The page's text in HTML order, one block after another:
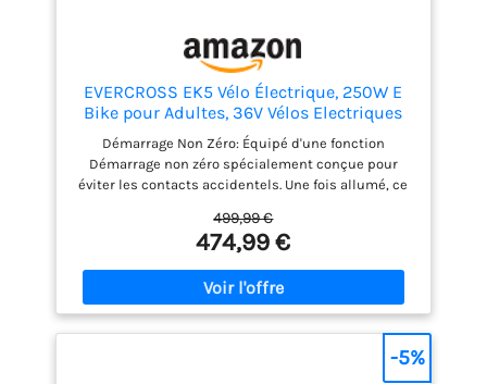
EVERCROSS EK5 Vélo Électrique, 250W E
Bike pour Adultes, 36V Vélos Electriques
Pliables Vélo de Montagne, Jusqu'à 25KM
/ h, Plage 50-80km, Pneus 16'' E-Bike de
Ville avec Siège Réglable
Démarrage Non Zéro: Équipé d'une fonction
Démarrage non zéro spécialement conçue pour
éviter les contacts accidentels. Une fois allumé, ce
(6KMH) pour activer le moteur. Moteur Puissant et
Batterie Durable: Avec un moteur à grande vitesse
de 250W et une batterie lithium-ion amovible de
36V, ce vélo électrique EK5 pour adultes avec
support à pédale Atteindre 50-80km par charge et
atteindre une vitesse maximale allant jusqu'à 25km
499,99 €
474,99 €
-5%